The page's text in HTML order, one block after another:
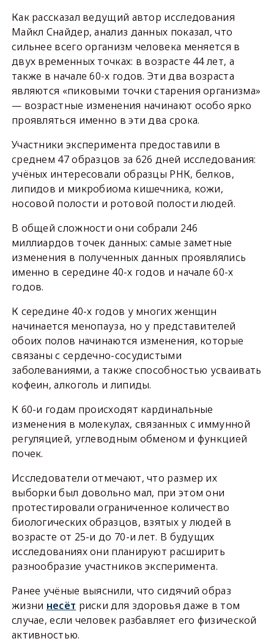
Как рассказал ведущий автор исследования
Майкл Снайдер, анализ данных показал, что
сильнее всего организм человека меняется в
двух временных точках: в возрасте 44 лет, а
также в начале 60-х годов. Эти два возраста
являются «пиковыми точки старения организма»
— возрастные изменения начинают особо ярко
проявляться именно в эти два срока.
Участники эксперимента предоставили в
среднем 47 образцов за 626 дней исследования:
учёных интересовали образцы РНК, белков,
липидов и микробиома кишечника, кожи,
носовой полости и ротовой полости людей.
В общей сложности они собрали 246
миллиардов точек данных: самые заметные
изменения в полученных данных проявлялись
именно в середине 40-х годов и начале 60-х
годов.
К середине 40-х годов у многих женщин
начинается менопауза, но у представителей
обоих полов начинаются изменения, которые
связаны с сердечно-сосудистыми
заболеваниями, а также способностью усваивать
кофеин, алкоголь и липиды.
К 60-и годам происходят кардинальные
изменения в молекулах, связанных с иммунной
регуляцией, углеводным обменом и функцией
почек.
Исследователи отмечают, что размер их
выборки был довольно мал, при этом они
протестировали ограниченное количество
биологических образцов, взятых у людей в
возрасте от 25-и до 70-и лет. В будущих
исследованиях они планируют расширить
разнообразие участников эксперимента.
Ранее учёные выяснили, что сидячий образ
жизни несёт риски для здоровья даже в том
случае, если человек разбавляет его физической
активностью.